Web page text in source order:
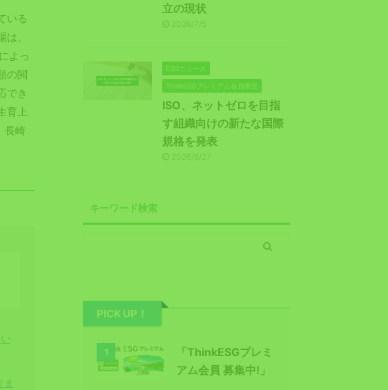
いる
、
よっ
の閲
でき
育上
長崎
立の現状
2026/7/5
ESGニュース
ThinkESGプレミアム会員限定
ISO、ネットゼロを目指
す組織向けの新たな国際
規格を発表
2026/6/27
キーワード検索
PICK UP！
1
「ThinkESGプレミ
アム会員 募集中!」